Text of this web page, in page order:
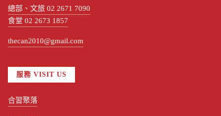
總部、文旅 02 2671 7090
食堂 02 2673 1857
thecan2010@gmail.com
服務 VISIT US
合習聚落